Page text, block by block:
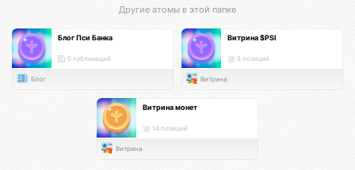
Другие атомы в этой папке
Блог Пси Банка
0 публикаций
Блог
Витрина $PSI
8 позиций
Витрина
Витрина монет
14 позиций
Витрина